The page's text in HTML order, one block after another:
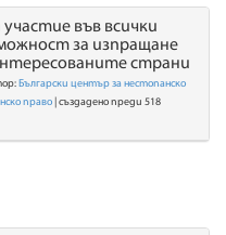
във всички
за изпращане
страни
Български център за нестопанско
право | създадено преди 518